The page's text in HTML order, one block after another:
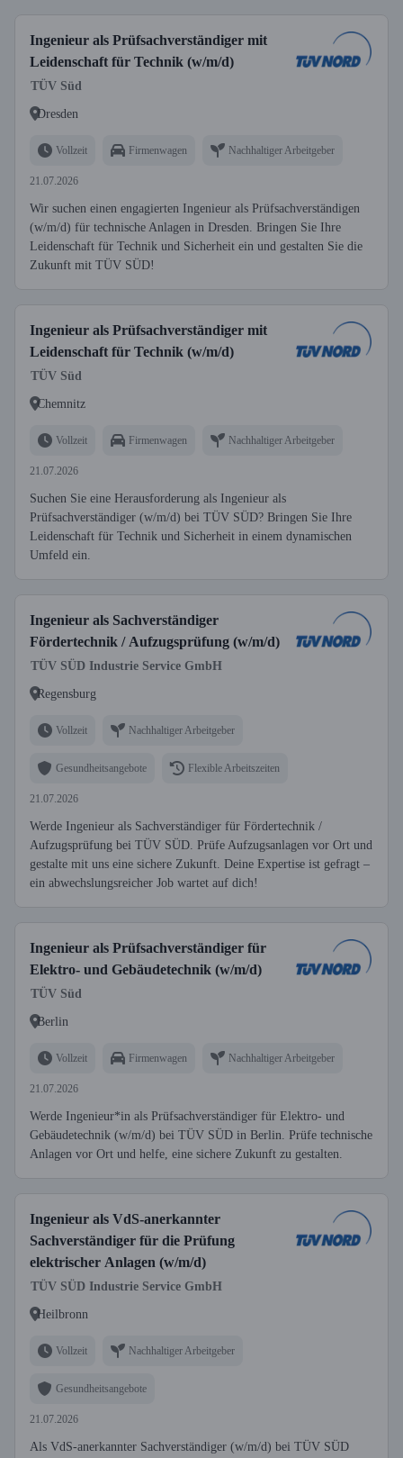
Ingenieur als Prüfsachverständiger mit
Leidenschaft für Technik (w/m/d)
TÜV Süd
Dresden
Vollzeit Firmenwagen Nachhaltiger Arbeitgeber
21.07.2026
Wir suchen einen engagierten Ingenieur als Prüfsachverständigen
(w/m/d) für technische Anlagen in Dresden. Bringen Sie Ihre
Leidenschaft für Technik und Sicherheit ein und gestalten Sie die
Zukunft mit TÜV SÜD!
Ingenieur als Prüfsachverständiger mit
Leidenschaft für Technik (w/m/d)
TÜV Süd
Chemnitz
Vollzeit Firmenwagen Nachhaltiger Arbeitgeber
21.07.2026
Suchen Sie eine Herausforderung als Ingenieur als
Prüfsachverständiger (w/m/d) bei TÜV SÜD? Bringen Sie Ihre
Leidenschaft für Technik und Sicherheit in einem dynamischen
Umfeld ein.
Ingenieur als Sachverständiger
Fördertechnik / Aufzugsprüfung (w/m/d)
TÜV SÜD Industrie Service GmbH
Regensburg
Vollzeit Nachhaltiger Arbeitgeber
Gesundheitsangebote Flexible Arbeitszeiten
21.07.2026
Werde Ingenieur als Sachverständiger für Fördertechnik /
Aufzugsprüfung bei TÜV SÜD. Prüfe Aufzugsanlagen vor Ort und
gestalte mit uns eine sichere Zukunft. Deine Expertise ist gefragt –
ein abwechslungsreicher Job wartet auf dich!
Ingenieur als Prüfsachverständiger für
Elektro- und Gebäudetechnik (w/m/d)
TÜV Süd
Berlin
Vollzeit Firmenwagen Nachhaltiger Arbeitgeber
21.07.2026
Werde Ingenieur*in als Prüfsachverständiger für Elektro- und
Gebäudetechnik (w/m/d) bei TÜV SÜD in Berlin. Prüfe technische
Anlagen vor Ort und helfe, eine sichere Zukunft zu gestalten.
Ingenieur als VdS-anerkannter
Sachverständiger für die Prüfung
elektrischer Anlagen (w/m/d)
TÜV SÜD Industrie Service GmbH
Heilbronn
Vollzeit Nachhaltiger Arbeitgeber
Gesundheitsangebote
21.07.2026
Als VdS-anerkannter Sachverständiger (w/m/d) bei TÜV SÜD